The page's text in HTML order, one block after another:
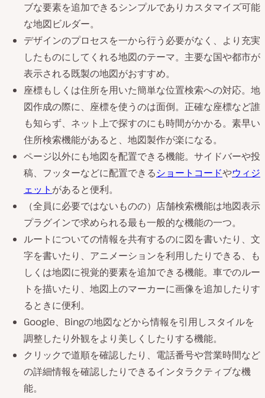
ブな要素を追加できるシンプルでありカスタマイズ可能
な地図ビルダー。
デザインのプロセスを一から行う必要がなく、より充実
したものにしてくれる地図のテーマ。主要な国や都市が
表示される既製の地図がおすすめ。
座標もしくは住所を用いた簡単な位置検索への対応。地
図作成の際に、座標を使うのは面倒。正確な座標など誰
も知らず、ネット上で探すのにも時間がかかる。素早い
住所検索機能があると、地図製作が楽になる。
ページ以外にも地図を配置できる機能。サイドバーや投
稿、フッターなどに配置できるショートコードやウィジ
ェット があると便利。
（全員に必要ではないものの）店舗検索機能は地図表示
プラグインで求められる最も一般的な機能の一つ。
ルートについての情報を共有するのに図を書いたり、文
字を書いたり、アニメーションを利用したりできる、も
しくは地図に視覚的要素を追加できる機能。車でのルー
トを描いたり、地図上のマーカーに画像を追加したりす
るときに便利。
Google、Bingの地図などから情報を引用しスタイルを
調整したり外観をより美しくしたりする機能。
クリックで道順を確認したり、電話番号や営業時間など
の詳細情報を確認したりできるインタラクティブな機
能。